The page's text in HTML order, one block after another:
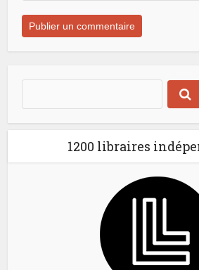
1200 libraires